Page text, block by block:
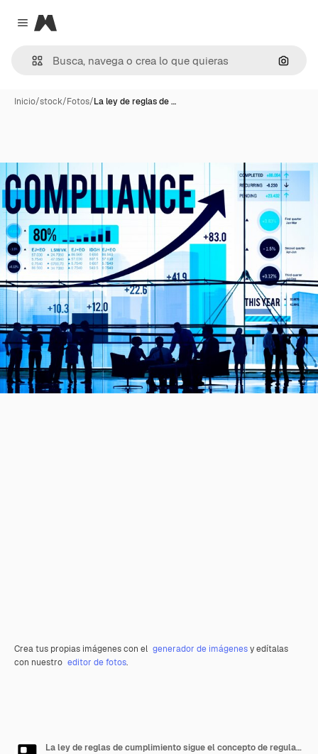
Close menu
Magnific
Inicio/stock/Fotos/La ley de reglas de …
Crea tus propias imágenes con el generador de imágenesy edítalas
con nuestro editor de fotos.
La ley de reglas de cumplimiento sigue el concepto de regulación